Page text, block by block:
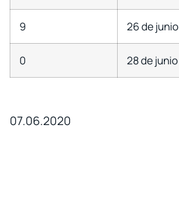
9 26 de junio
0 28 de junio
07.06.2020